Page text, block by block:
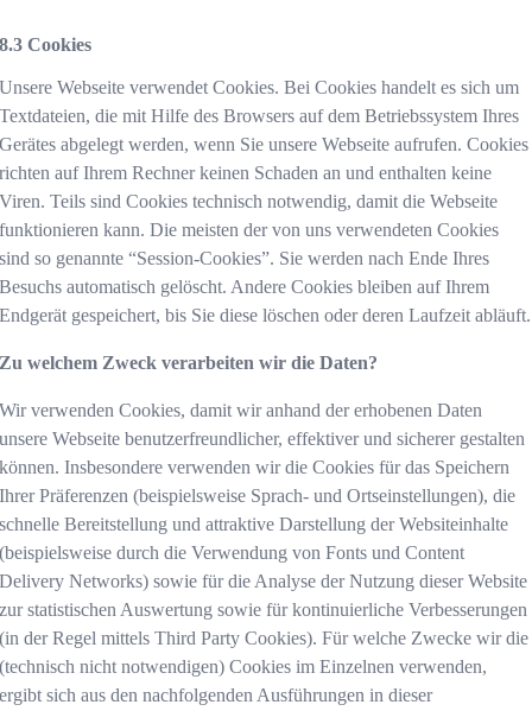
Cookies
Unsere Webseite verwendet Cookies. Bei Cookies handelt es sich um
Textdateien, die mit Hilfe des Browsers auf dem Betriebssystem Ihres
Gerätes abgelegt werden, wenn Sie unsere Webseite aufrufen. Cookies
richten auf Ihrem Rechner keinen Schaden an und enthalten keine
Viren. Teils sind Cookies technisch notwendig, damit die Webseite
funktionieren kann. Die meisten der von uns verwendeten Cookies
sind so genannte “Session-Cookies”. Sie werden nach Ende Ihres
Besuchs automatisch gelöscht. Andere Cookies bleiben auf Ihrem
Endgerät gespeichert, bis Sie diese löschen oder deren Laufzeit abläuft.
Zu welchem Zweck verarbeiten wir die Daten?
Wir verwenden Cookies, damit wir anhand der erhobenen Daten
unsere Webseite benutzerfreundlicher, effektiver und sicherer gestalten
können. Insbesondere verwenden wir die Cookies für das Speichern
Ihrer Präferenzen (beispielsweise Sprach- und Ortseinstellungen), die
schnelle Bereitstellung und attraktive Darstellung der Websiteinhalte
(beispielsweise durch die Verwendung von Fonts und Content
Delivery Networks) sowie für die Analyse der Nutzung dieser Website
zur statistischen Auswertung sowie für kontinuierliche Verbesserungen
(in der Regel mittels Third Party Cookies). Für welche Zwecke wir die
(technisch nicht notwendigen) Cookies im Einzelnen verwenden,
ergibt sich aus den nachfolgenden Ausführungen in dieser